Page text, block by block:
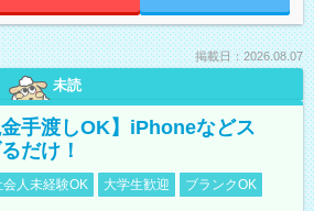
掲載日：2026.08.07
未読
金手渡しOK】iPhoneなどス
だけ！
会人未経験OK 大学生歓迎
ブランクOK